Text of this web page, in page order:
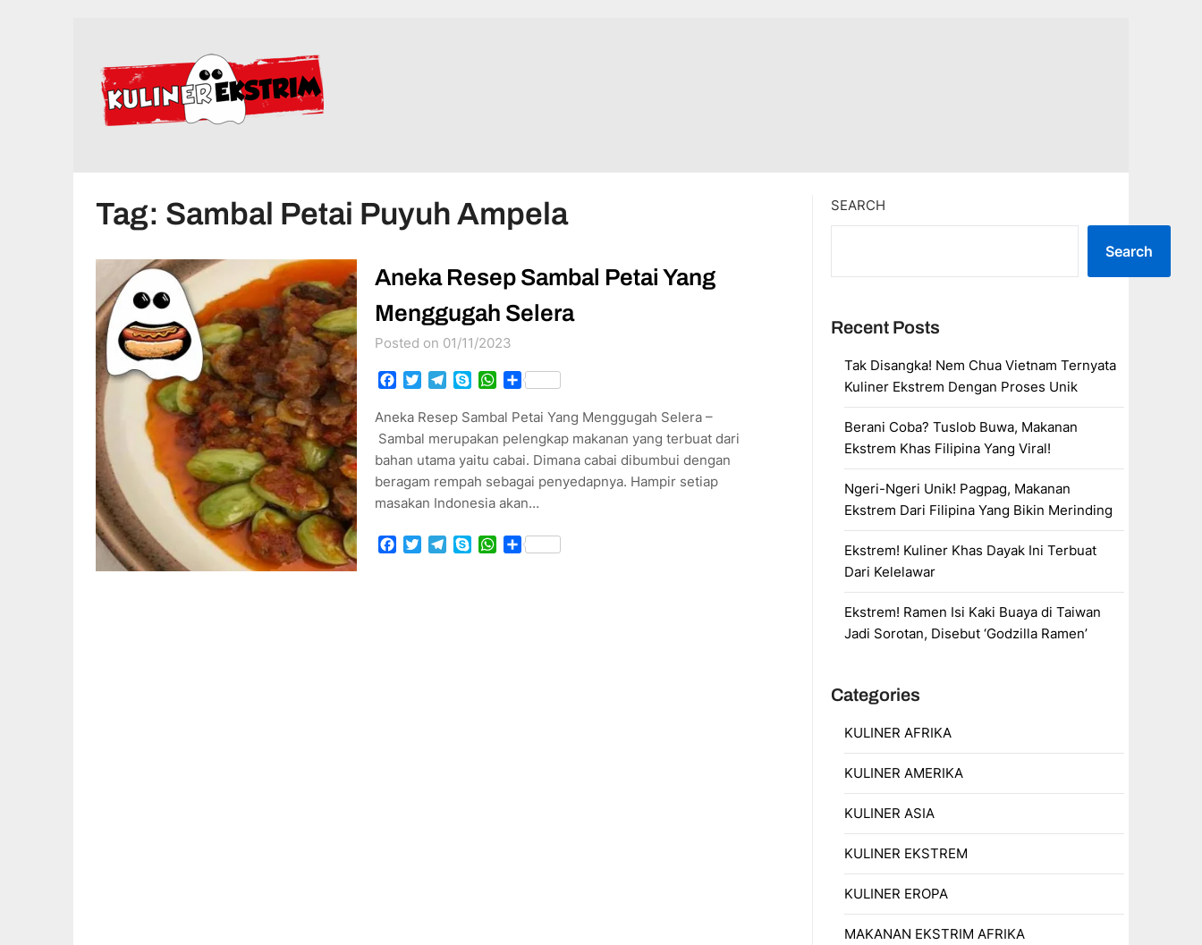
Tag: Sambal Petai Puyuh Ampela
Aneka Resep Sambal Petai Yang
Menggugah Selera
Posted on 01/11/2023
Facebook
TwitterTelegram
SkypeWhatsApp
Share
Aneka Resep Sambal Petai Yang Menggugah Selera –
Sambal merupakan pelengkap makanan yang terbuat dari
bahan utama yaitu cabai. Dimana cabai dibumbui dengan
beragam rempah sebagai penyedapnya. Hampir setiap
masakan Indonesia akan…
Facebook
TwitterTelegram
SkypeWhatsApp
Share
SEARCH
Search
Recent Posts
Tak Disangka! Nem Chua Vietnam Ternyata
Kuliner Ekstrem Dengan Proses Unik
Berani Coba? Tuslob Buwa, Makanan
Ekstrem Khas Filipina Yang Viral!
Ngeri-Ngeri Unik! Pagpag, Makanan
Ekstrem Dari Filipina Yang Bikin Merinding
Ekstrem! Kuliner Khas Dayak Ini Terbuat
Dari Kelelawar
Ekstrem! Ramen Isi Kaki Buaya di Taiwan
Jadi Sorotan, Disebut ‘Godzilla Ramen’
Categories
KULINER AFRIKA
KULINER AMERIKA
KULINER ASIA
KULINER EKSTREM
KULINER EROPA
MAKANAN EKSTRIM AFRIKA